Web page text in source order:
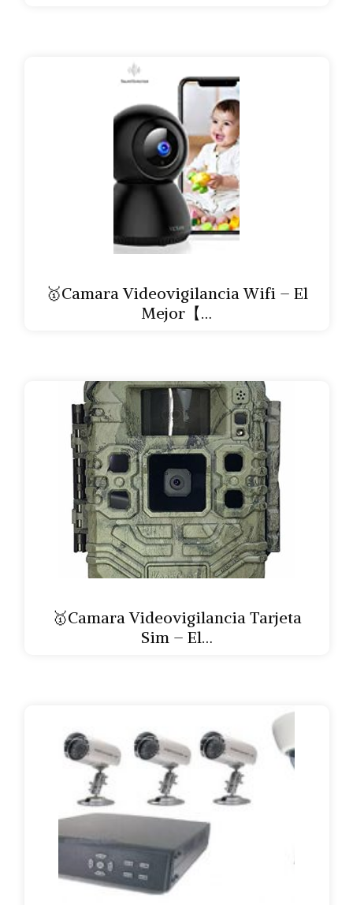
🥇Camara Videovigilancia Wifi – El
Mejor【…
🥇Camara Videovigilancia Tarjeta
Sim – El…